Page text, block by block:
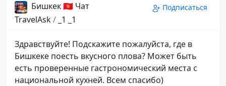
Бишкек 🇰🇬 Чат
TravelAsk/ _1 _1
Подписаться
Здравствуйте! Подскажите пожалуйста, где в
Бишкеке поесть вкусного плова? Может быть
есть проверенные гастрономический места с
национальной кухней. Всем спасибо)